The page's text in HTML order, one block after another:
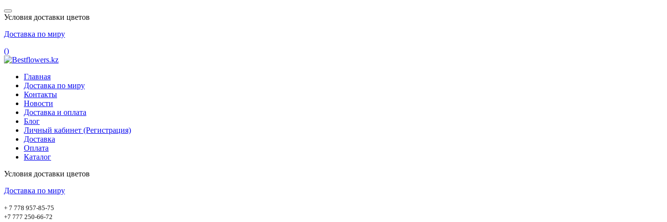
Условия доставки цветов
Доставка по миру
()
Главная
Доставка по миру
Контакты
Новости
Доставка и оплата
Блог
Личный кабинет (Регистрация)
Доставка
Оплата
Каталог
Условия доставки цветов
Доставка по миру
+ 7 778 957-85-75
+7 777 250-66-72